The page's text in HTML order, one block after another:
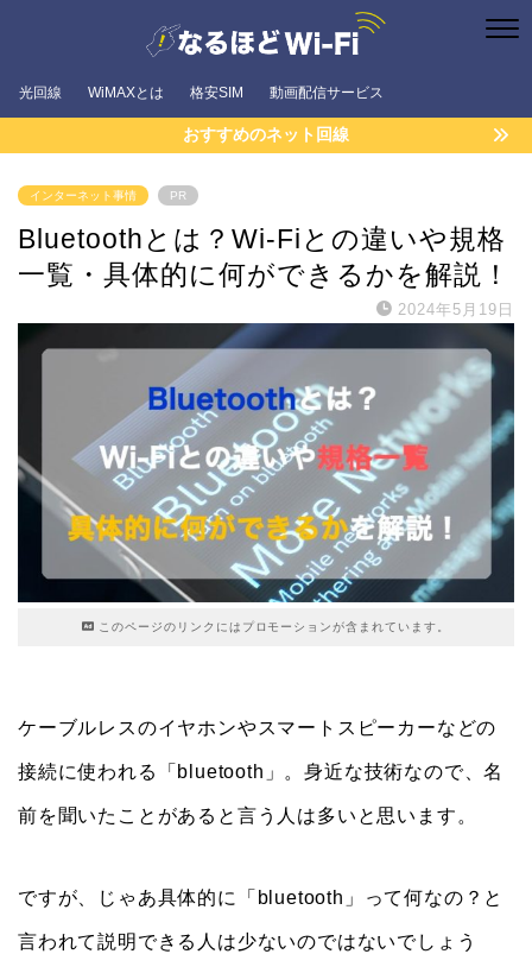
光回線 WiMAXとは 格安SIM 動画配信サービス
おすすめのネット回線
インターネット事情 PR
Bluetoothとは？Wi-Fiとの違いや規格
一覧・具体的に何ができるかを解説！
2024年5月19日
このページのリンクにはプロモーションが含まれています。
ケーブルレスのイヤホンやスマートスピーカーなどの
接続に使われる「bluetooth」。身近な技術なので、名
前を聞いたことがあると言う人は多いと思います。
ですが、じゃあ具体的に「bluetooth」って何なの？と
言われて説明できる人は少ないのではないでしょう